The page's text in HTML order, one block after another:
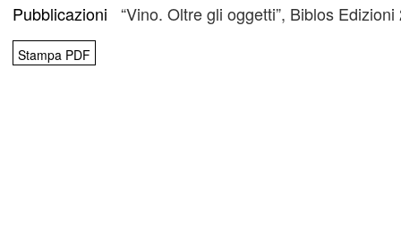
Pubblicazioni
“Vino. Oltre gli oggetti”, Biblos
Stampa PDF